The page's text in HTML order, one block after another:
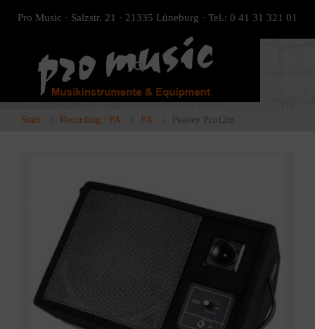
Pro Music · Salzstr. 21 · 21335 Lüneburg · Tel.: 0 41 31 321 01
Start Recording / PA PA Peavey Pro12m